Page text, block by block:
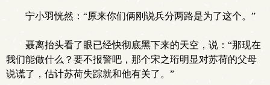
宁小羽恍然：“原来你们俩刚说兵分两路是为了这个。”
聂离抬头看了眼已经快彻底黑下来的天空，说：“那现在
我们能做什么？要不报警吧，那个宋之珩明显对苏荷的父母
说谎了，估计苏荷失踪就和他有关了。”